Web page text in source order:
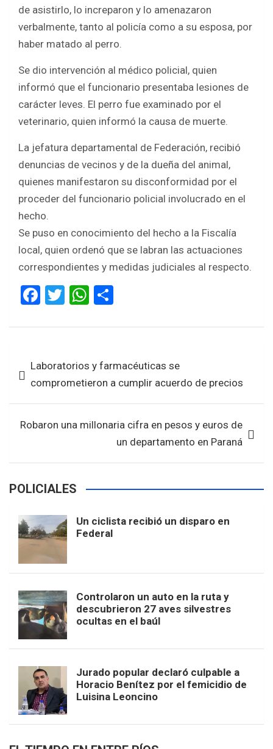
de asistirlo, lo increparon y lo amenazaron
verbalmente, tanto al policía como a su esposa, por
haber matado al perro.
Se dio intervención al médico policial, quien
informó que el funcionario presentaba lesiones de
carácter leves. El perro fue examinado por el
veterinario, quien informó la causa de muerte.
La jefatura departamental de Federación, recibió
denuncias de vecinos y de la dueña del animal,
quienes manifestaron su disconformidad por el
proceder del funcionario policial involucrado en el
hecho.
Se puso en conocimiento del hecho a la Fiscalía
local, quien ordenó que se labran las actuaciones
correspondientes y medidas judiciales al respecto.
F
ce
o
o
k
T
tt
W
at
A
p
p
ar
de
entradas
Laboratorios y farmacéuticas se
comprometieron a cumplir acuerdo de precios
Robaron una millonaria cifra en pesos y euros de
un departamento en Paraná
POLICIALES
Un ciclista recibió un disparo en
Federal
Controlaron un auto en la ruta y
descubrieron 27 aves silvestres
ocultas en el baúl
Jurado popular declaró culpable a
Horacio Benítez por el femicidio de
Luisina Leoncino